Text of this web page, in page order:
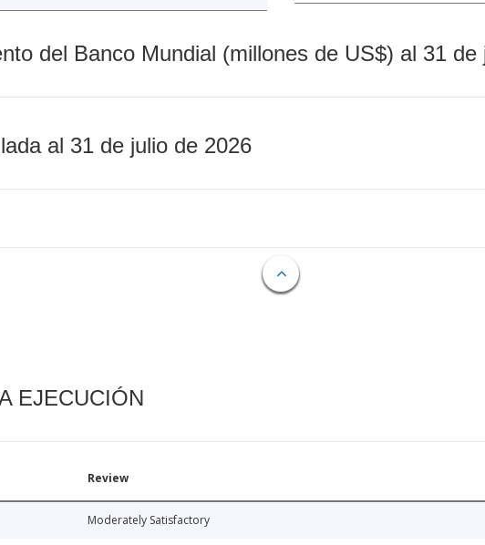
del Banco Mundial (millones de US$) al 31 de
al 31 de julio de 2026
EJECUCIÓN
Review
Moderately Satisfactory